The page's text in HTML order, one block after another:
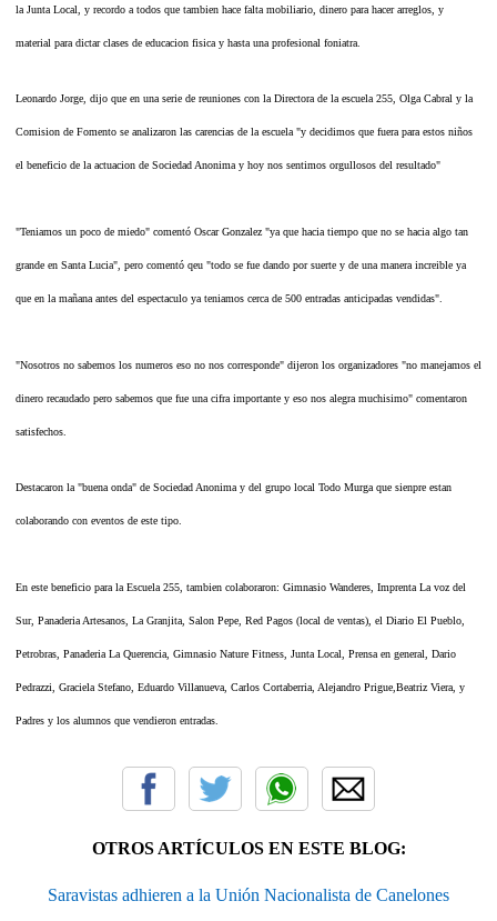
la Junta Local, y recordo a todos que tambien hace falta mobiliario, dinero para hacer arreglos, y
material para dictar clases de educacion fisica y hasta una profesional foniatra.
Leonardo Jorge, dijo que en una serie de reuniones con la Directora de la escuela 255, Olga Cabral y la
Comision de Fomento se analizaron las carencias de la escuela "y decidimos que fuera para estos niños
el beneficio de la actuacion de Sociedad Anonima y hoy nos sentimos orgullosos del resultado"
"Teniamos un poco de miedo" comentó Oscar Gonzalez "ya que hacia tiempo que no se hacia algo tan
grande en Santa Lucia", pero comentó qeu "todo se fue dando por suerte y de una manera increible ya
que en la mañana antes del espectaculo ya teniamos cerca de 500 entradas anticipadas vendidas".
"Nosotros no sabemos los numeros eso no nos corresponde" dijeron los organizadores "no manejamos el
dinero recaudado pero sabemos que fue una cifra importante y eso nos alegra muchisimo" comentaron
satisfechos.
Destacaron la "buena onda" de Sociedad Anonima y del grupo local Todo Murga que sienpre estan
colaborando con eventos de este tipo.
En este beneficio para la Escuela 255, tambien colaboraron: Gimnasio Wanderes, Imprenta La voz del
Sur, Panaderia Artesanos, La Granjita, Salon Pepe, Red Pagos (local de ventas), el Diario El Pueblo,
Petrobras, Panaderia La Querencia, Gimnasio Nature Fitness, Junta Local, Prensa en general, Dario
Pedrazzi, Graciela Stefano, Eduardo Villanueva, Carlos Cortaberria, Alejandro Prigue,Beatriz Viera, y
Padres y los alumnos que vendieron entradas.
OTROS ARTÍCULOS EN ESTE BLOG:
Saravistas adhieren a la Unión Nacionalista de Canelones